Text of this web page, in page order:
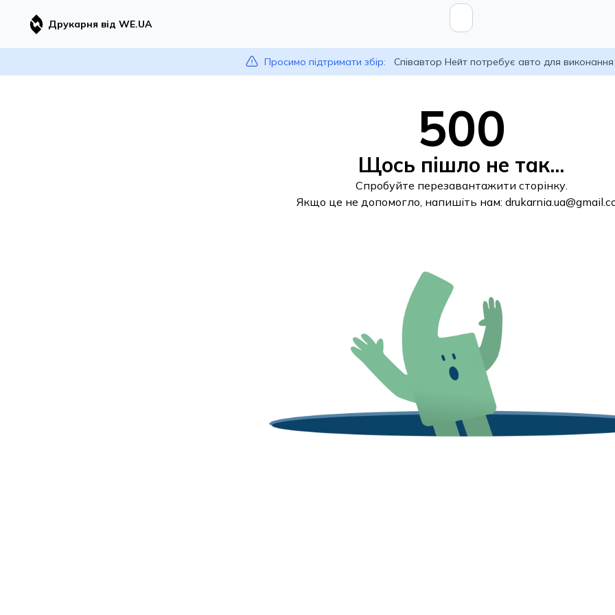
Друкарня від WE.UA
Просимо підтримати збір: Співавтор Нейт потребує авто для
500
Щось пішло не так...
Спробуйте перезавантажити сторінку.
Якщо це не допомогло, напишіть нам: